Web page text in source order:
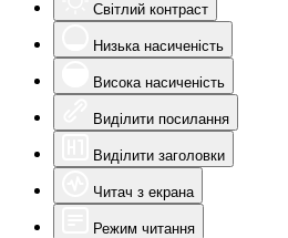
Світлий контраст
Низька насиченість
Висока насиченість
Виділити посилання
Виділити заголовки
Читач з екрана
Режим читання